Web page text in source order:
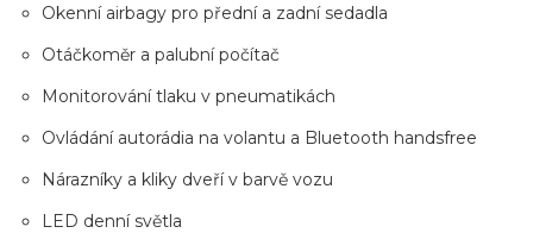
Okenní airbagy pro přední a zadní sedadla
Otáčkoměr a palubní počítač
Monitorování tlaku v pneumatikách
Ovládání autorádia na volantu a Bluetooth handsfree
Nárazníky a kliky dveří v barvě vozu
LED denní světla